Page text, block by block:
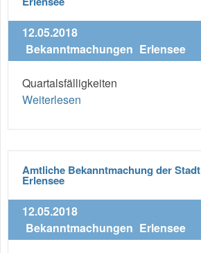
12.05.2018
Bekanntmachungen Erlensee
Quartalsfälligkeiten
Weiterlesen
Amtliche Bekanntmachung der Stadt
Erlensee
12.05.2018
Bekanntmachungen Erlensee